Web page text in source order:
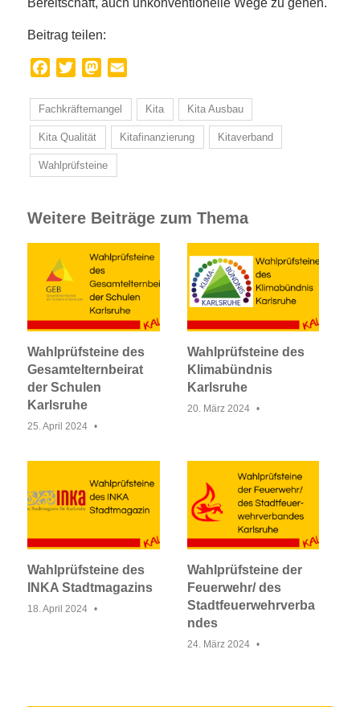
Beitrag teilen:
Facebook
TwitterMastodon
Fachkräftemangel Kita Kita Ausbau
Kita Qualität Kitafinanzierung Kitaverband
Wahlprüfsteine
Weitere Beiträge zum Thema
Wahlprüfsteine des
Gesamtelternbeirat
der Schulen
Karlsruhe
25. April 2024
Wahlprüfsteine des
Klimabündnis
Karlsruhe
20. März 2024
Wahlprüfsteine des
INKA Stadtmagazins
18. April 2024
Wahlprüfsteine der
Feuerwehr/ des
Stadtfeuerwehrverba
ndes
24. März 2024